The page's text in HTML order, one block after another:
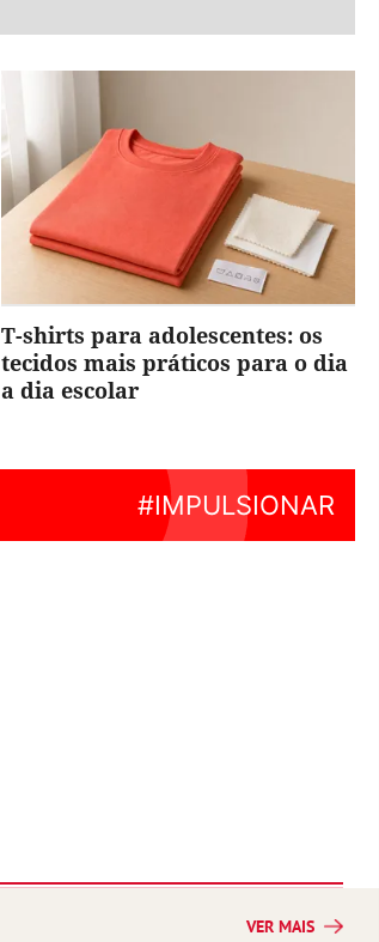
T-shirts para adolescentes: os
tecidos mais práticos para o dia
a dia escolar
VER MAIS